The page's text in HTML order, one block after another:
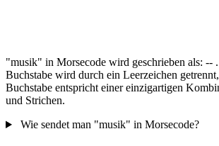
"musik" in Morsecode wird geschrieben als: --
Buchstabe wird durch ein Leerzeichen
Buchstabe entspricht einer einzigartigen
und Strichen.
Wie sendet man "musik" in Morsecode?